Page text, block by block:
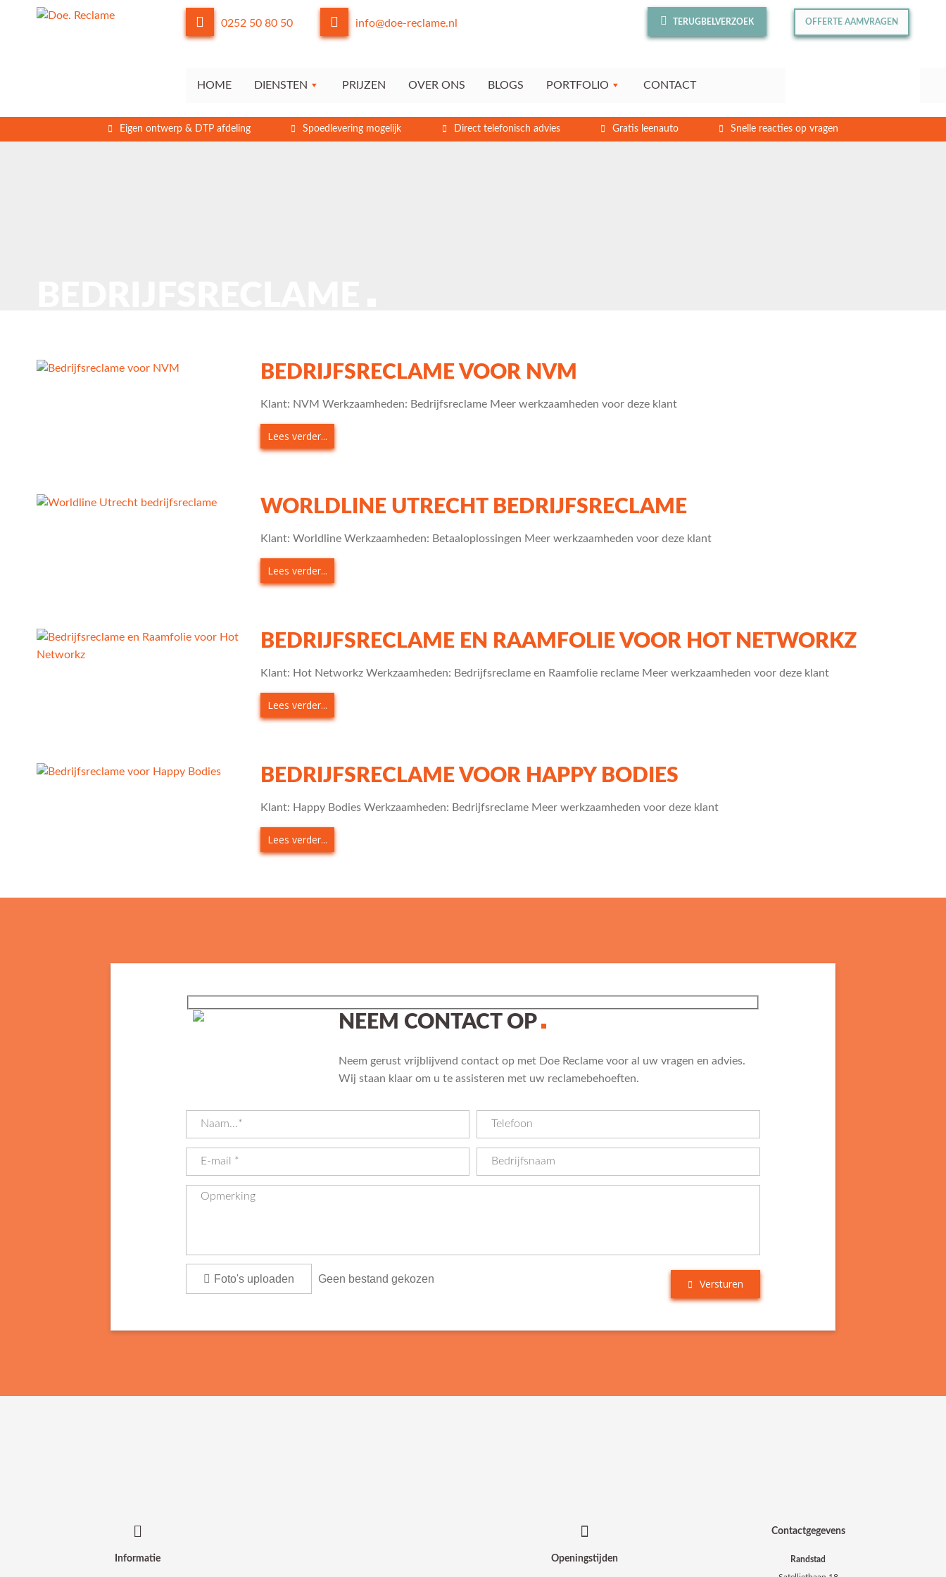
0252 50 80 50 info@doe-reclame.nl TERUGBELVERZOEK OFFERTE AAMVRAGEN
HOME DIENSTEN PRIJZEN OVER ONS BLOGS PORTFOLIO CONTACT
Eigen ontwerp & DTP afdeling Spoedlevering mogelijk Direct telefonisch advies Gratis leenauto Snelle reacties op vragen
BEDRIJFSRECLAME VOOR NVM
Klant: NVM Werkzaamheden: Bedrijfsreclame Meer werkzaamheden voor deze klant
Lees verder...
WORLDLINE UTRECHT BEDRIJFSRECLAME
Klant: Worldline Werkzaamheden: Betaaloplossingen Meer werkzaamheden voor deze klant
Lees verder...
BEDRIJFSRECLAME EN RAAMFOLIE VOOR HOT NETWORKZ
Klant: Hot Networkz Werkzaamheden: Bedrijfsreclame en Raamfolie reclame Meer werkzaamheden voor deze klant
Lees verder...
BEDRIJFSRECLAME VOOR HAPPY BODIES
Klant: Happy Bodies Werkzaamheden: Bedrijfsreclame Meer werkzaamheden voor deze klant
Lees verder...
NEEM CONTACT OP
Neem gerust vrijblijvend contact op met Doe Reclame voor al uw vragen en advies.
Wij staan klaar om u te assisteren met uw reclamebehoeften.
Foto's uploaden Geen bestand gekozen Versturen
Informatie Openingstijden
Contactgegevens
Randstad